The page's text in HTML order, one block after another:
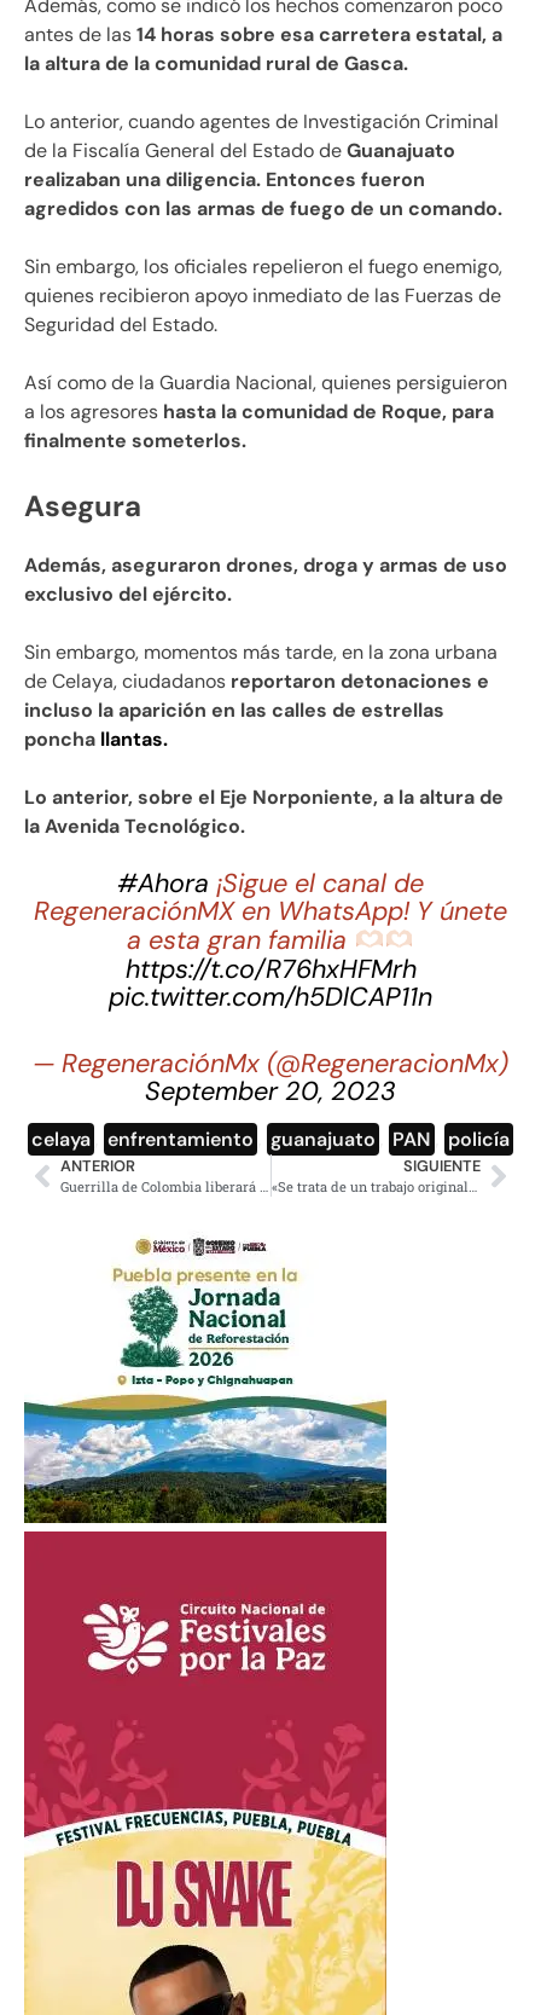
antes de las14 horas sobre esa carretera estatal, a
la altura de la comunidad rural de Gasca.
Lo anterior, cuando agentes de Investigación Criminal
de la Fiscalía General del Estado deGuanajuato
realizaban una diligencia. Entonces fueron
agredidos con las armas de fuego de un comando.
Sin embargo, los oficiales repelieron el fuego enemigo,
quienes recibieron apoyo inmediato de las Fuerzas de
Seguridad del Estado.
Así como de la Guardia Nacional, quienes persiguieron
a los agresores hasta la comunidad de Roque, para
finalmente someterlos.
Asegura
Además, aseguraron drones, droga y armas de uso
exclusivo del ejército.
Sin embargo, momentos más tarde, en la zona urbana
de Celaya, ciudadanos reportaron detonaciones e
incluso la aparición en las calles de estrellas
poncha llantas.
Lo anterior, sobre el Eje Norponiente, a la altura de
la Avenida Tecnológico.
#Ahora ¡Sigue el canal de
RegeneraciónMX en WhatsApp! Y únete
a esta gran familia
https://t.co/R76hxHFMrh
pic.twitter.com/h5DlCAP11n
— RegeneraciónMx (@RegeneracionMx)
September 20, 2023
celaya enfrentamiento guanajuato PAN policía
ANTERIOR
Guerrilla de Colombia liberará al padre del futbolista Luis Díaz
SIGUIENTE
«Se trata de un trabajo original»; UNAM desecha controversia por tésis de Sheinbaum